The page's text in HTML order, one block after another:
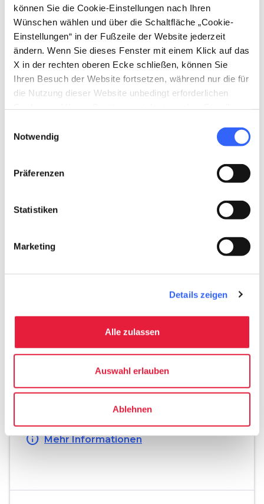
können Sie die Cookie-Einstellungen nach Ihren
Wünschen wählen und über die Schaltfläche „Cookie-
Einstellungen“ in der Fußzeile der Website jederzeit
ändern. Wenn Sie dieses Fenster mit einem Klick auf das
X in der rechten oberen Ecke schließen, können Sie
Ihren Besuch der Website fortsetzen, während nur die für
die Nutzung dieser Website unbedingt erforderlichen
Zustimmung.
Notwendig
Präferenzen
Statistiken
Marketing
Details zeigen
Alle zulassen
Auswahl erlauben
Ablehnen
vertical_align_top 430 mt
vertical_align_bottom 53 mt
straighten
Körperliche Anstrengung
Mittelschwer
Technische Schwierigkeit
info Mehr Informationen